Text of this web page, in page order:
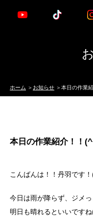
ホーム お知らせ 本日の作業
本日の作業紹介！！
こんばんは！！丹羽です
今日は雨が降らず、ジメ
明日も晴れるといいです